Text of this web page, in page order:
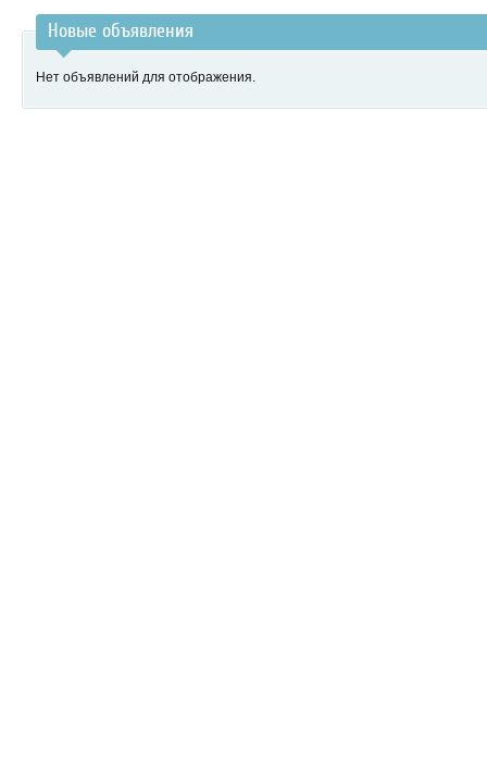
Новые объявления
Нет объявлений для отображения.